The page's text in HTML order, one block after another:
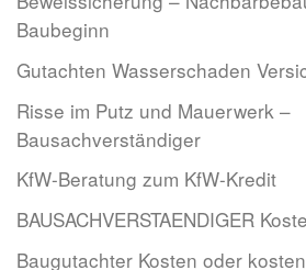
Baubeginn
Gutachten Wasserschaden
Risse im Putz und Mauerwerk –
Bausachverständiger
KfW-Beratung zum KfW-Kredit
BAUSACHVERSTAENDIGER
Baugutachter Kosten oder